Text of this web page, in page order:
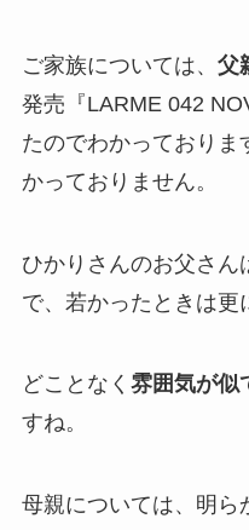
ご家族については、 父
発売『LARME 042
たのでわかっておりま
かっておりません。
ひかりさんのお父さん
で、若かったときは更
どことなく 雰囲気が似
すね。
母親については、明ら